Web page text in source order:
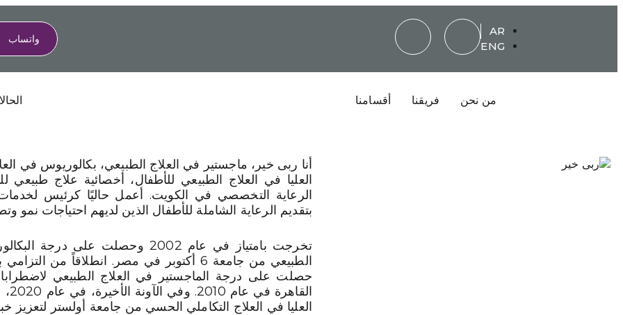
AR
ENG
واتساب
من نحن فريقنا أقسامنا
أنا ربى خير، ماجستير في العلاج الطبيعي، بكالوريوس في
العليا في العلاج الطبيعي للأطفال، أخصائية علاج
الرعاية التخصصي في الكويت. أعمل حاليًا كرئيس
بتقديم الرعاية الشاملة للأطفال الذين لديهم احتياجات نمو
تخرجت بامتياز في عام 2002 وحصلت
الطبيعي من جامعة 6 أكتوبر في مصر. انطلاقاً من
حصلت على درجة الماجستير في العلاج الطبيعي
العليا في العلاج التكاملي الحسي من جامعة أولستر لتعزيز